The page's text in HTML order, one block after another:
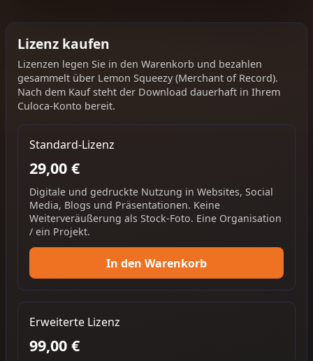
Lizenz kaufen
Lizenzen legen Sie in den Warenkorb und bezahlen
gesammelt über Lemon Squeezy (Merchant of Record).
Nach dem Kauf steht der Download dauerhaft in Ihrem
Culoca-Konto bereit.
Standard-Lizenz
29,00 €
Digitale und gedruckte Nutzung in Websites, Social
Media, Blogs und Präsentationen. Keine
Weiterveräußerung als Stock-Foto. Eine Organisation
/ ein Projekt.
In den Warenkorb
Erweiterte Lizenz
99,00 €